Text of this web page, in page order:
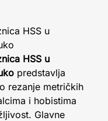
HSS u
HSS u
predstavlja
rezanje metričkih
i hobistima
Glavne